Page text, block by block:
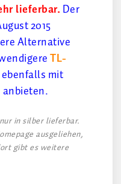
lieferbar. Der
2015
Alternative
TL-
mit
in silber lieferbar.
ausgeliehen,
gibt es weitere